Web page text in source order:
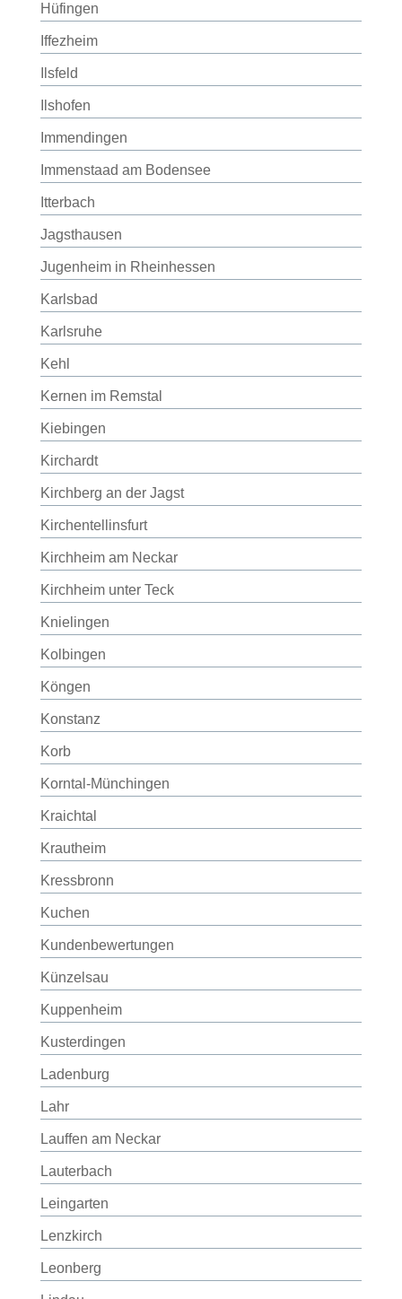
Hüfingen
Iffezheim
Ilsfeld
Ilshofen
Immendingen
Immenstaad am Bodensee
Itterbach
Jagsthausen
Jugenheim in Rheinhessen
Karlsbad
Karlsruhe
Kehl
Kernen im Remstal
Kiebingen
Kirchardt
Kirchberg an der Jagst
Kirchentellinsfurt
Kirchheim am Neckar
Kirchheim unter Teck
Knielingen
Kolbingen
Köngen
Konstanz
Korb
Korntal-Münchingen
Kraichtal
Krautheim
Kressbronn
Kuchen
Kundenbewertungen
Künzelsau
Kuppenheim
Kusterdingen
Ladenburg
Lahr
Lauffen am Neckar
Lauterbach
Leingarten
Lenzkirch
Leonberg